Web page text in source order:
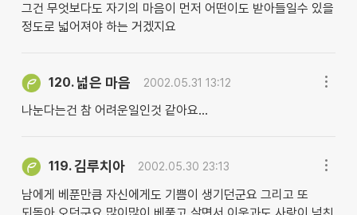
그건 무엇보다도 자기의 마음이 먼저 어떤이도 받아들일수 있을
정도로 넓어져야 하는 거겠지요
120. 넓은 마음 2002.05.31 13:12
나눈다는건 참 어려운일인것 같아요...
119.김루치아 2002.05.30 23:13
남에게 베푼만큼 자신에게도 기쁨이 생기던군요 그리고 또